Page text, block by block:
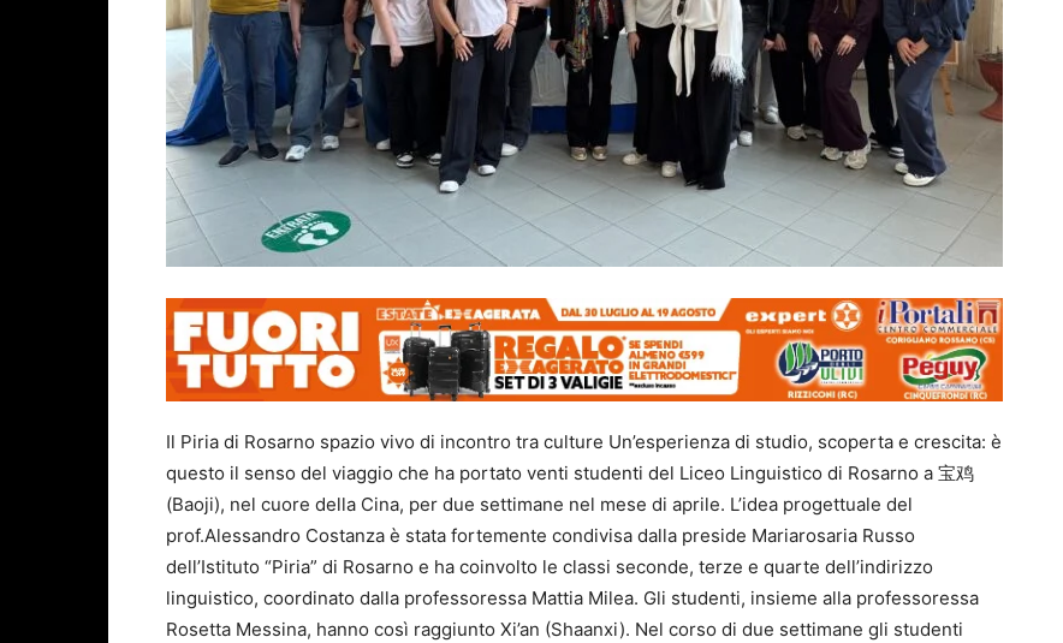
Il Piria di Rosarno spazio vivo di incontro tra culture Un’esperienza di studio, scoperta e crescita: è
questo il senso del viaggio che ha portato venti studenti del Liceo Linguistico di Rosarno a 宝鸡
(Baoji), nel cuore della Cina, per due settimane nel mese di aprile. L’idea progettuale del
prof.Alessandro Costanza è stata fortemente condivisa dalla preside Mariarosaria Russo
dell’Istituto “Piria” di Rosarno e ha coinvolto le classi seconde, terze e quarte dell’indirizzo
linguistico, coordinato dalla professoressa Mattia Milea. Gli studenti, insieme alla professoressa
Rosetta Messina, hanno così raggiunto Xi’an (Shaanxi). Nel corso di due settimane gli studenti